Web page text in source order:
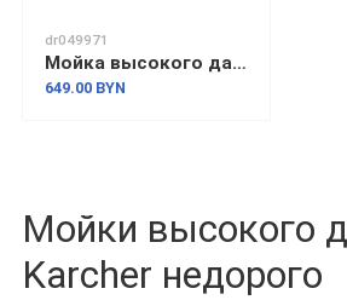
dr049971
Мойка высокого давления Karcher K 3 1.601-888.0
649.00 BYN
Мойки высокого
Karcher недорого